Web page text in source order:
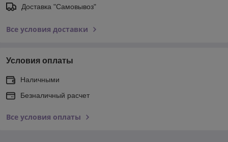
Доставка "Самовывоз"
Все условия доставки
Условия оплаты
Наличными
Безналичный расчет
Все условия оплаты